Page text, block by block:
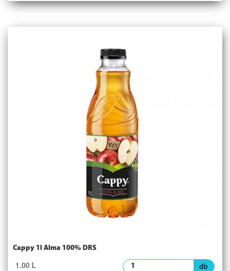
Cappy 1l Alma 100% DRS
1.00 L